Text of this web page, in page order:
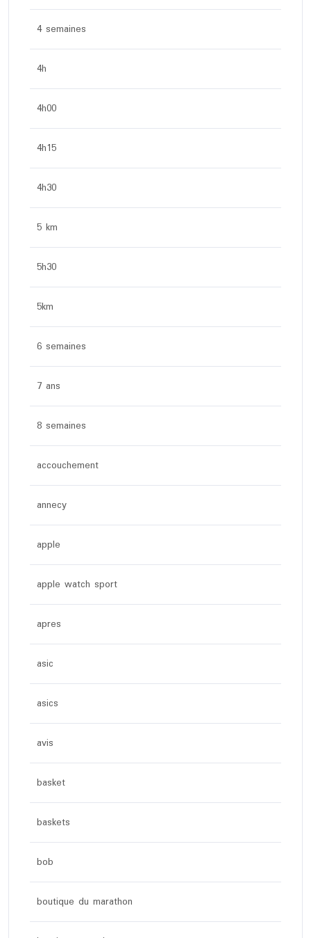
4 semaines
4h
4h00
4h15
4h30
5 km
5h30
5km
6 semaines
7 ans
8 semaines
accouchement
annecy
apple
apple watch sport
apres
asic
asics
avis
basket
baskets
bob
boutique du marathon